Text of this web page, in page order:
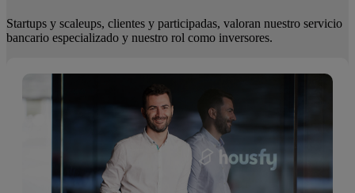
Startups y scaleups, clientes y participadas, valoran nuestro servicio
bancario especializado y nuestro rol como inversores.